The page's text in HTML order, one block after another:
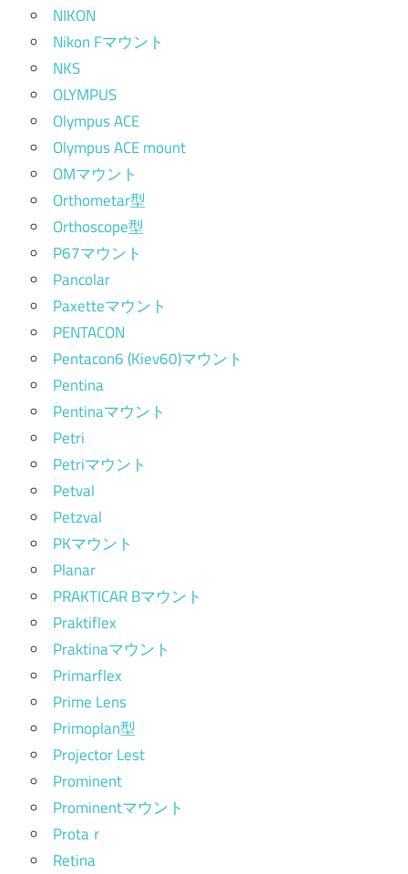
NIKON
Nikon Fマウント
NKS
OLYMPUS
Olympus ACE
Olympus ACE mount
OMマウント
Orthometar型
Orthoscope型
P67マウント
Pancolar
Paxetteマウント
PENTACON
Pentacon6 (Kiev60)マウント
Pentina
Pentinaマウント
Petri
Petriマウント
Petval
Petzval
PKマウント
Planar
PRAKTICAR Bマウント
Praktiflex
Praktinaマウント
Primarflex
Prime Lens
Primoplan型
Projector Lest
Prominent
Prominentマウント
Protaｒ
Retina